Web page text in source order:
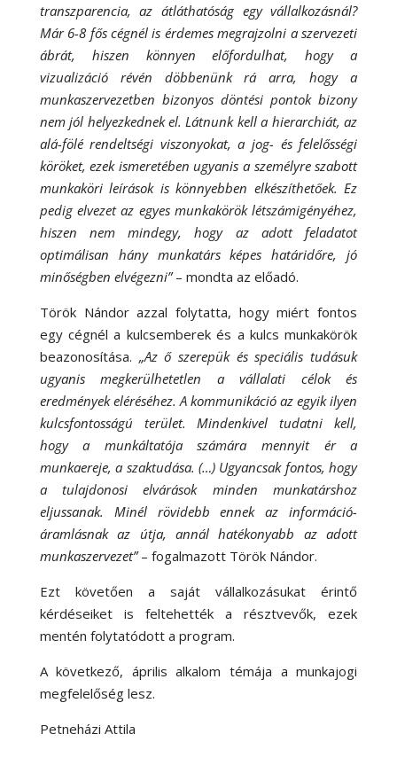
transzparencia, az átláthatóság egy vállalkozásnál?
Már 6-8 fős cégnél is érdemes megrajzolni a szervezeti
ábrát, hiszen könnyen előfordulhat, hogy a
vizualizáció révén döbbenünk rá arra, hogy a
munkaszervezetben bizonyos döntési pontok bizony
nem jól helyezkednek el. Látnunk kell a hierarchiát, az
alá-fölé rendeltségi viszonyokat, a jog- és felelősségi
köröket, ezek ismeretében ugyanis a személyre szabott
munkaköri leírások is könnyebben elkészíthetőek. Ez
pedig elvezet az egyes munkakörök létszámigényéhez,
hiszen nem mindegy, hogy az adott feladatot
optimálisan hány munkatárs képes határidőre, jó
minőségben elvégezni”– mondta az előadó.
Török Nándor azzal folytatta, hogy miért fontos
egy cégnél a kulcsemberek és a kulcs munkakörök
beazonosítása. „Az ő szerepük és speciális tudásuk
ugyanis megkerülhetetlen a vállalati célok és
eredmények eléréséhez. A kommunikáció az egyik ilyen
kulcsfontosságú terület. Mindenkivel tudatni kell,
hogy a munkáltatója számára mennyit ér a
munkaereje, a szaktudása. (…) Ugyancsak fontos, hogy
a tulajdonosi elvárások minden munkatárshoz
eljussanak. Minél rövidebb ennek az információ-
áramlásnak az útja, annál hatékonyabb az adott
munkaszervezet”– fogalmazott Török Nándor.
Ezt követően a saját vállalkozásukat érintő
kérdéseiket is feltehették a résztvevők, ezek
mentén folytatódott a program.
A következő, április alkalom témája a munkajogi
megfelelőség lesz.
Petneházi Attila